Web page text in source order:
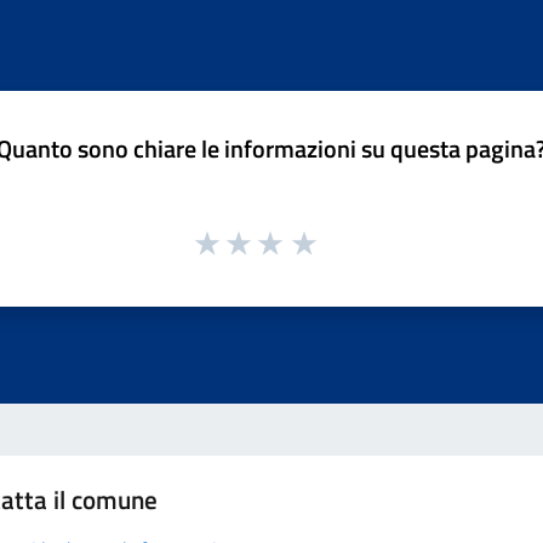
sono chiare le informazioni su questa
il comune